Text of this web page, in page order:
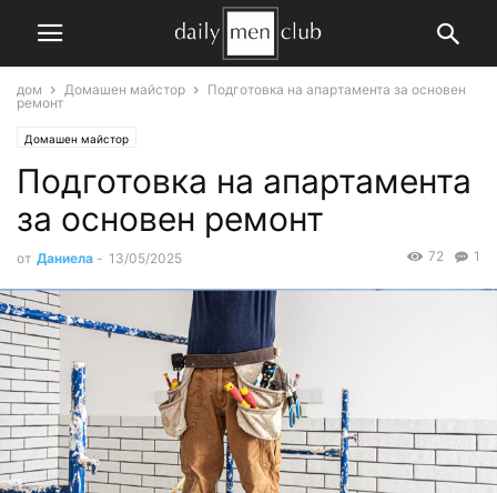
дом Домашен майстор
Подготовка на апартамента за основен
ремонт
Домашен майстор
Подготовка на апартамента
за основен ремонт
от Даниела - 13/05/2025 1
72